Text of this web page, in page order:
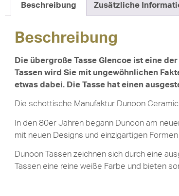
Beschreibung Zusätzliche
Beschreibung
Die übergroße Tasse Glencoe ist eine
Tassen wird Sie mit ungewöhnlichen
etwas dabei. Die Tasse hat einen
Die schottische Manufaktur Dunoon
In den 80er Jahren begann Dunoon am
mit neuen Designs und einzigartigen
Dunoon Tassen zeichnen sich durch eine
Tassen eine reine weiße Farbe und bieten